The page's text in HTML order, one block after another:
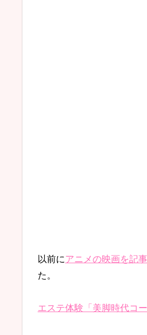
以前にアニメの映画を記
た。
エステ体験「美脚時代コ